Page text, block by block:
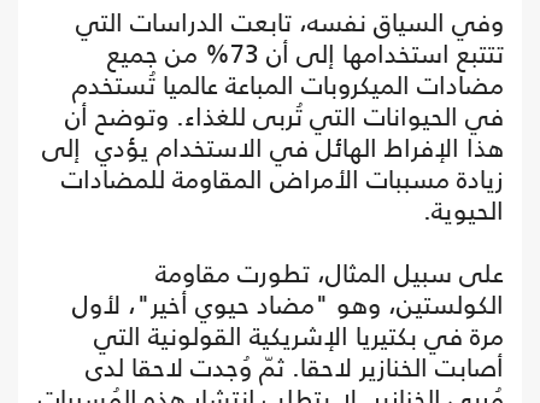
وفي السياق نفسه، تابعت الدراسات التي
تتتبع استخدامها إلى أن 73% من جميع
مضادات الميكروبات المباعة عالميا تُستخدم
في الحيوانات التي تُربى للغذاء. وتوضح أن
هذا الإفراط الهائل في الاستخدام يؤدي إلى
زيادة مسببات الأمراض المقاومة للمضادات
الحيوية.
على سبيل المثال، تطورت مقاومة
الكولستين، وهو "مضاد حيوي أخير"، لأول
مرة في بكتيريا الإشريكية القولونية التي
أصابت الخنازير لاحقا. ثمّ وُجدت لاحقا لدى